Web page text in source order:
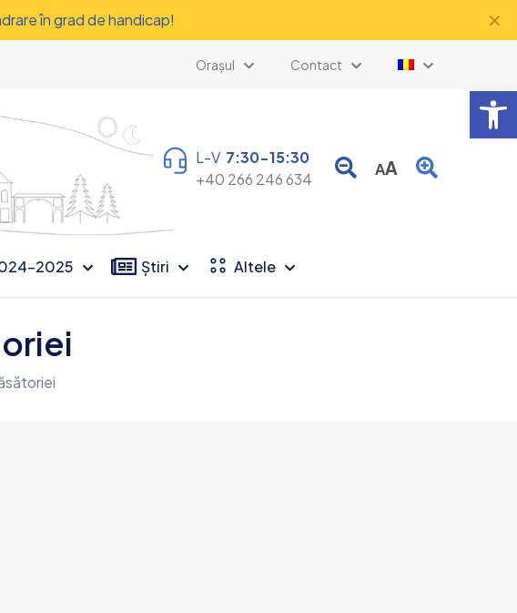
în grad de handicap! ✕
Orașul Contact
L-V 7:30-15:30
+40 266 246 634
AA
2025 Știri Altele